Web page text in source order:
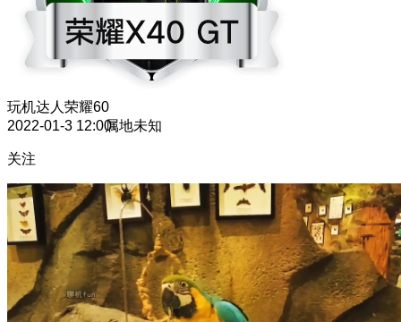
玩机达人 荣耀60
2022-01-3 12:00属地未知
关注